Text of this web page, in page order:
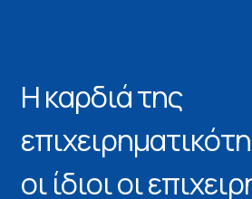
Η καρδιά της
οι ίδιοι οι